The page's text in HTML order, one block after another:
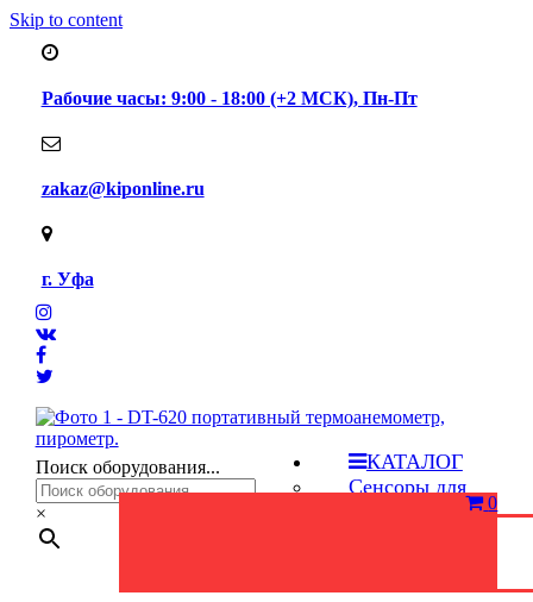
Skip to content
Рабочие часы: 9:00 - 18:00 (+2 МСК), Пн-Пт
zakaz@kiponline.ru
г. Уфа
Поиск оборудования...
×
0
КАТАЛОГ
Сенсоры для
газоанализаторов